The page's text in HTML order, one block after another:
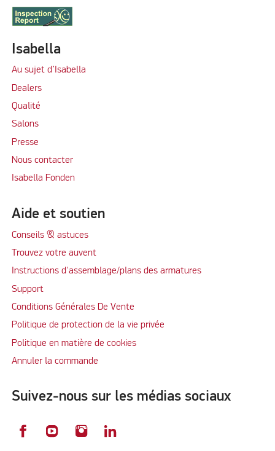
Isabella
Au sujet d’Isabella
Dealers
Qualité
Salons
Presse
Nous contacter
Isabella Fonden
Aide et soutien
Conseils & astuces
Trouvez votre auvent
Instructions d'assemblage/plans des armatures
Support
Conditions Générales De Vente
Politique de protection de la vie privée
Politique en matière de cookies
Annuler la commande
Suivez-nous sur les médias sociaux